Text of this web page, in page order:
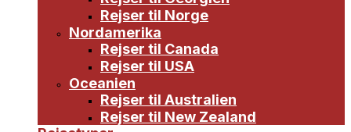
Rejser til Norge
Nordamerika
Rejser til Canada
Rejser til USA
Oceanien
Rejser til Australien
Rejser til New Zealand